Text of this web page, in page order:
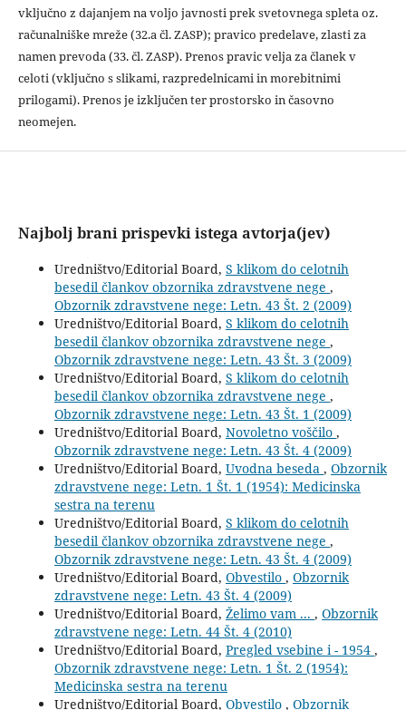
vključno z dajanjem na voljo javnosti prek svetovnega spleta oz.
računalniške mreže (32.a čl. ZASP); pravico predelave, zlasti za
namen prevoda (33. čl. ZASP). Prenos pravic velja za članek v
celoti (vključno s slikami, razpredelnicami in morebitnimi
prilogami). Prenos je izključen ter prostorsko in časovno
neomejen.
Najbolj brani prispevki istega avtorja(jev)
Uredništvo/Editorial Board, S klikom do celotnih
besedil člankov obzornika zdravstvene nege ,
Obzornik zdravstvene nege: Letn. 43 Št. 2 (2009)
Uredništvo/Editorial Board, S klikom do celotnih
besedil člankov obzornika zdravstvene nege ,
Obzornik zdravstvene nege: Letn. 43 Št. 3 (2009)
Uredništvo/Editorial Board, S klikom do celotnih
besedil člankov obzornika zdravstvene nege ,
Obzornik zdravstvene nege: Letn. 43 Št. 1 (2009)
Uredništvo/Editorial Board, Novoletno voščilo ,
Obzornik zdravstvene nege: Letn. 43 Št. 4 (2009)
Uredništvo/Editorial Board, Uvodna beseda , Obzornik
zdravstvene nege: Letn. 1 Št. 1 (1954): Medicinska
sestra na terenu
Uredništvo/Editorial Board, S klikom do celotnih
besedil člankov obzornika zdravstvene nege ,
Obzornik zdravstvene nege: Letn. 43 Št. 4 (2009)
Uredništvo/Editorial Board, Obvestilo , Obzornik
zdravstvene nege: Letn. 43 Št. 4 (2009)
Uredništvo/Editorial Board, Želimo vam ... , Obzornik
zdravstvene nege: Letn. 44 Št. 4 (2010)
Uredništvo/Editorial Board, Pregled vsebine i - 1954 ,
Obzornik zdravstvene nege: Letn. 1 Št. 2 (1954):
Medicinska sestra na terenu
Uredništvo/Editorial Board, Obvestilo , Obzornik